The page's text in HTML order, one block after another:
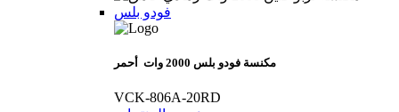
فودو بلس
مكنسة فودو بلس 2000 وات أحمر
VCK-806A-20RD